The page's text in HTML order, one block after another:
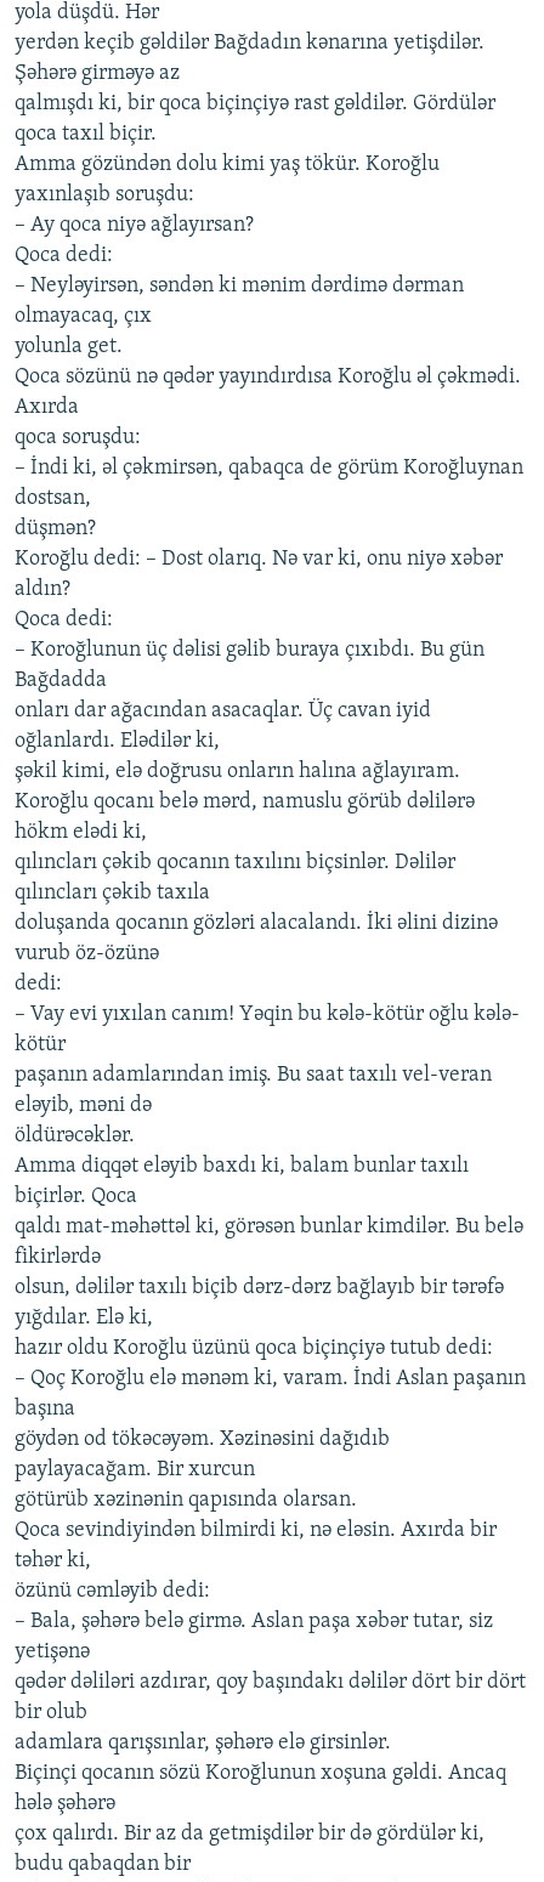
yola düşdü. Hər
yerdən keçib gəldilər Bağdadın kənarına yetişdilər.
Şəhərə girməyə az
qalmışdı ki, bir qoca biçinçiyə rast gəldilər. Gördülər
qoca taxıl biçir.
Amma gözündən dolu kimi yaş tökür. Koroğlu
yaxınlaşıb soruşdu:
– Ay qoca niyə ağlayırsan?
Qoca dedi:
– Neyləyirsən, səndən ki mənim dərdimə dərman
olmayacaq, çıx
yolunla get.
Qoca sözünü nə qədər yayındırdısa Koroğlu əl çəkmədi.
Axırda
qoca soruşdu:
– İndi ki, əl çəkmirsən, qabaqca de görüm Koroğluynan
dostsan,
düşmən?
Koroğlu dedi: – Dost olarıq. Nə var ki, onu niyə xəbər
aldın?
Qoca dedi:
– Koroğlunun üç dəlisi gəlib buraya çıxıbdı. Bu gün
Bağdadda
onları dar ağacından asacaqlar. Üç cavan iyid
oğlanlardı. Elədilər ki,
şəkil kimi, elə doğrusu onların halına ağlayıram.
Koroğlu qocanı belə mərd, namuslu görüb dəlilərə
hökm elədi ki,
qılıncları çəkib qocanın taxılını biçsinlər. Dəlilər
qılıncları çəkib taxıla
doluşanda qocanın gözləri alacalandı. İki əlini dizinə
vurub öz-özünə
dedi:
– Vay evi yıxılan canım! Yəqin bu kələ-kötür oğlu kələ-
kötür
paşanın adamlarından imiş. Bu saat taxılı vel-veran
eləyib, məni də
öldürəcəklər.
Amma diqqət eləyib baxdı ki, balam bunlar taxılı
biçirlər. Qoca
qaldı mat-məhəttəl ki, görəsən bunlar kimdilər. Bu belə
fikirlərdə
olsun, dəlilər taxılı biçib dərz-dərz bağlayıb bir tərəfə
yığdılar. Elə ki,
hazır oldu Koroğlu üzünü qoca biçinçiyə tutub dedi:
– Qoç Koroğlu elə mənəm ki, varam. İndi Aslan paşanın
başına
göydən od tökəcəyəm. Xəzinəsini dağıdıb
paylayacağam. Bir xurcun
götürüb xəzinənin qapısında olarsan.
Qoca sevindiyindən bilmirdi ki, nə eləsin. Axırda bir
təhər ki,
özünü cəmləyib dedi:
– Bala, şəhərə belə girmə. Aslan paşa xəbər tutar, siz
yetişənə
qədər dəliləri azdırar, qoy başındakı dəlilər dört bir dört
bir olub
adamlara qarışsınlar, şəhərə elə girsinlər.
Biçinçi qocanın sözü Koroğlunun xoşuna gəldi. Ancaq
hələ şəhərə
çox qalırdı. Bir az da getmişdilər bir də gördülər ki,
budu qabaqdan bir